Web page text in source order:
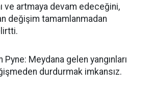
ve artmaya devam edeceğini,
değişim tamamlanmadan
Meydana gelen yangınları
durdurmak imkansız.